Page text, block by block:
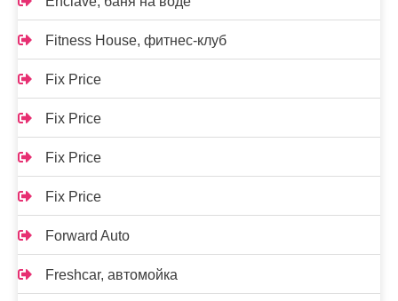
Fitness House, фитнес-клуб
Fix Price
Fix Price
Fix Price
Fix Price
Forward Auto
Freshcar, автомойка